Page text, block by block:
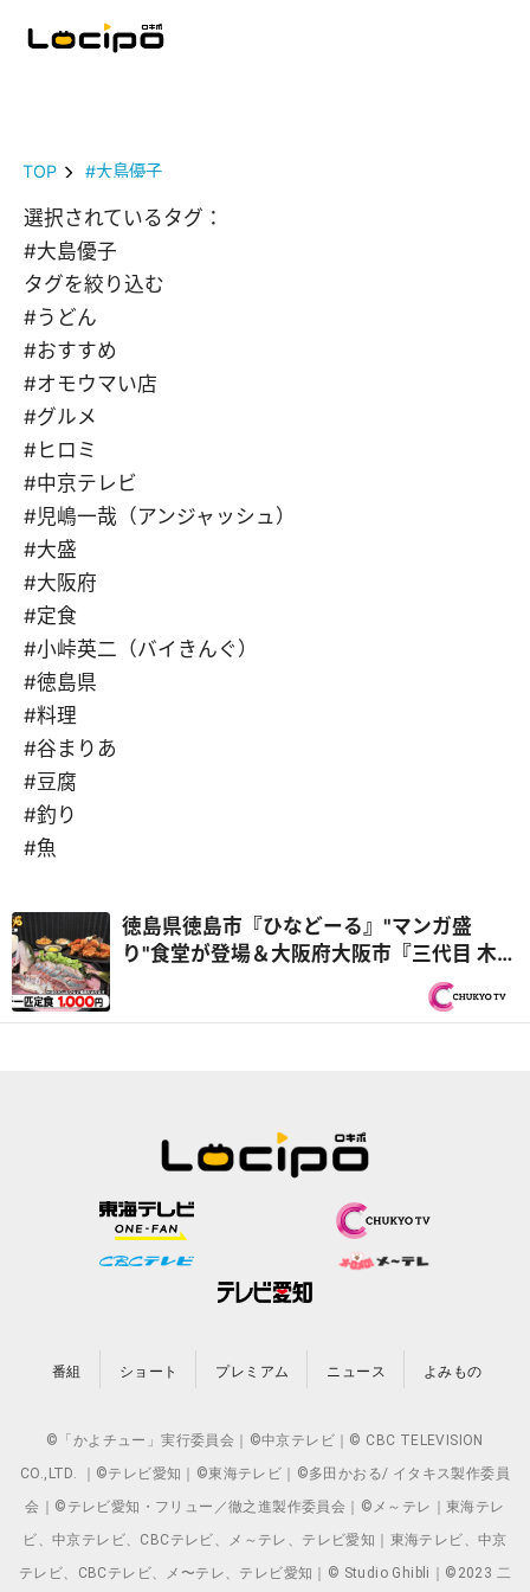
TOP #大島優子
選択されているタグ：
#大島優子
タグを絞り込む
#うどん
#おすすめ
#オモウマい店
#グルメ
#ヒロミ
#中京テレビ
#児嶋一哉（アンジャッシュ）
#大盛
#大阪府
#定食
#小峠英二（バイきんぐ）
#徳島県
#料理
#谷まりあ
#豆腐
#釣り
#魚
徳島県徳島市『ひなどーる』"マンガ盛
り"食堂が登場＆大阪府大阪市『三代目 木村
屋』ドキドキ！ブリ釣り店主再び『オモウ
番組 ショート プレミアム ニュース よみもの
©「かよチュー」実行委員会｜©中京テレビ｜© CBC TELEVISION
CO.,LTD. ｜©テレビ愛知｜©東海テレビ｜©多田かおる/ イタキス製作委員
会｜©テレビ愛知・フリュー／徹之進製作委員会｜©メ～テレ｜東海テレ
ビ、中京テレビ、CBCテレビ、メ～テレ、テレビ愛知｜東海テレビ、中京
テレビ、CBCテレビ、メ〜テレ、テレビ愛知｜© Studio Ghibli｜©2023 二